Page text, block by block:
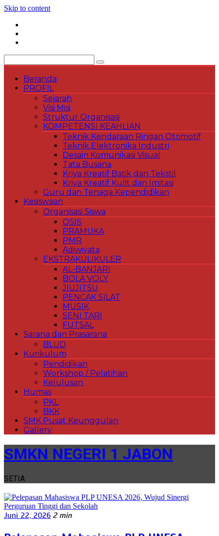
Skip to content
Beranda
PROFIL
Sejarah
Visi Misi
Struktur Organisasi
KOMPETENSI KEAHLIAN
Teknik Kendaraan Ringan Otomotif
Teknik Elektronika Industri
Desain Komunikasi Visual
Tata Busana
Kriya Kreatif Batik dan Tekstil
Kriya Kreatif Kulit dan Imitasi
Guru dan Tenaga Kependidikan
Kesiswaan
Organisasi Siswa
OSIS
PRAMUKA
PMR
Adiwiyata
EKSTRAKULIKULER
AL-BANJARI
BOLA VOLY
JIUJITSU
PENCAK SILAT
MUSIK
SENI TARI
FUTSAL
Sarana dan Prasarana
BLUD
Kurikulum
Pendidikan
Workshop / Pelatihan
Kelulusan
Humas
PKL
BKK
SMK Pusat Keunggulan
Gallery
SMKN NEGERI 1 JABON
SETIA
Juni 22, 2026 2 min